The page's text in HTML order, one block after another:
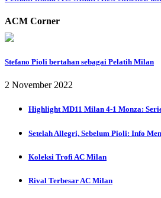
ACM Corner
Stefano Pioli bertahan sebagai Pelatih Milan
2 November 2022
Highlight MD11 Milan 4-1 Monza:
Setelah Allegri, Sebelum Pioli: Info
Koleksi Trofi AC Milan
Rival Terbesar AC Milan